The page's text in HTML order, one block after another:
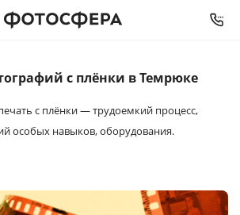
с плёнки в Темрюке
с плёнки — трудоемкий процесс,
особых навыков, оборудования.